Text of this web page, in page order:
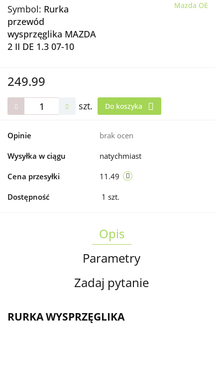
Symbol: Rurka
przewód
wysprzęglika MAZDA
2 II DE 1.3 07-10
Mazda OE
249.99
szt. Do koszyka
Opinie brak ocen
Wysyłka w ciągu natychmiast
Cena przesyłki 11.49
Dostępność 1 szt.
Opis
Parametry
Zadaj pytanie
RURKA WYSPRZĘGLIKA